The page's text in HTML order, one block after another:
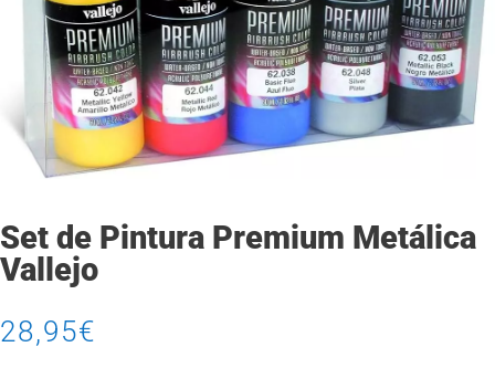
Set de Pintura Premium Metálica
Vallejo
28,95€